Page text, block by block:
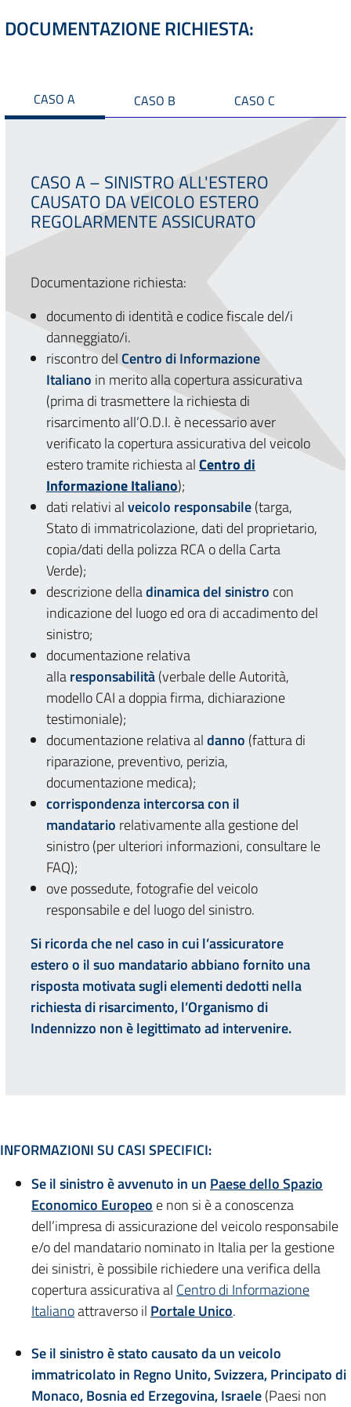
DOCUMENTAZIONE RICHIESTA:
CASO A CASO B CASO C
CASO A – SINISTRO ALL'ESTERO
CAUSATO DA VEICOLO ESTERO
REGOLARMENTE ASSICURATO
Documentazione richiesta:
documento di identità e codice fiscale del/i
danneggiato/i.
riscontro del Centro di Informazione
Italiano in merito alla copertura assicurativa
(prima di trasmettere la richiesta di
risarcimento all’O.D.I. è necessario aver
verificato la copertura assicurativa del veicolo
estero tramite richiesta alCentro di
Informazione Italiano);
dati relativi alveicolo responsabile(targa,
Stato di immatricolazione, dati del proprietario,
copia/dati della polizza RCA o della Carta
Verde);
descrizione delladinamicadel sinistro con
indicazione del luogo ed ora di accadimento del
sinistro;
documentazione relativa
allaresponsabilità(verbale delle Autorità,
modello CAI a doppia firma, dichiarazione
testimoniale);
documentazione relativa aldanno (fattura di
riparazione, preventivo, perizia,
documentazione medica);
corrispondenza intercorsa con il
mandatario relativamente alla gestione del
sinistro (per ulteriori informazioni, consultare le
FAQ);
ove possedute, fotografie del veicolo
responsabile e del luogo del sinistro.
Si ricorda che nel caso in cui l’assicuratore
estero o il suo mandatario abbiano fornito una
risposta motivatasugli elementi dedotti nella
richiesta di risarcimento, l’Organismo di
Indennizzo non è legittimato ad intervenire.
INFORMAZIONI SU CASI SPECIFICI:
Se il sinistro è avvenuto in un Paese dello Spazio
Economico Europeo e non si è a conoscenza
dell’impresa di assicurazione del veicolo responsabile
e/o del mandatario nominato in Italia per la gestione
dei sinistri, è possibile richiedere una verifica della
copertura assicurativa al Centro di Informazione
Italianoattraverso il Portale Unico.
Se il sinistro è stato causato da un veicolo
immatricolato in Regno Unito, Svizzera, Principato di
Monaco, Bosnia ed Erzegovina, Israele(Paesi non